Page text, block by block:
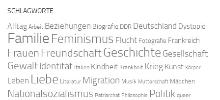
SCHLAGWORTE
Alltag Arbeit Beziehungen Biografie DDR Deutschland Dystopie
FamilieFeminismus Flucht Fotografie Frankreich
Frauen FreundschaftGeschichte Gesellschaft
GewaltIdentität Italien Kindheit Krankheit Krieg Kunst Körper
Leben Liebe Literatur Migration Musik Mutterschaft Mädchen
Nationalsozialismus Patriarchat Philosophie Politik queer